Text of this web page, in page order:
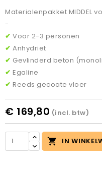
Materialenpakket MIDDEL
-
✔ Voor 2-3 personen
✔ Anhydriet
✔ Gevlinderd beton
✔ Egaline
✔ Reeds gecoate vloer
€ 169,80 (incl. btw)
 IN